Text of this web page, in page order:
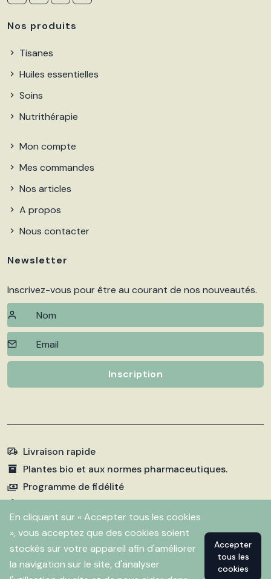
En cliquant sur « Accepter tous les cookies
», vous acceptez que des cookies soient
stockés sur votre appareil afin d'améliorer
la navigation sur le site, d'analyser
Accepter
tous les
cookies
Nos produits
Tisanes
Huiles essentielles
Soins
Nutrithérapie
Mon compte
Mes commandes
Nos articles
A propos
Nous contacter
Newsletter
Inscrivez-vous pour être au courant de nos nouveautés.
Inscription
Livraison rapide
Plantes bio et aux normes pharmaceutiques.
Programme de fidélité
Paiements sécurisés
2026 Pharmacie Fleurentin. Propulsé par Flitbix.com